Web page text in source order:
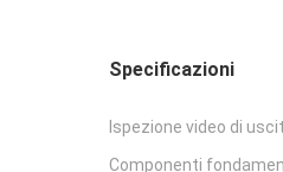
Specificazioni
Ispezione video di
Componenti